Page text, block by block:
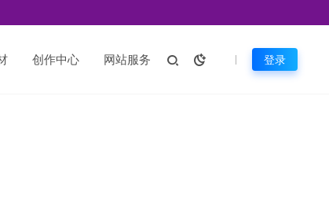
创作中心 网站服务 登录